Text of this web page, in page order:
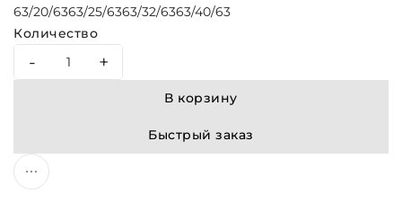
63/20/6363/25/6363/32/6363/40/63
Количество
- +
В корзину
Быстрый заказ